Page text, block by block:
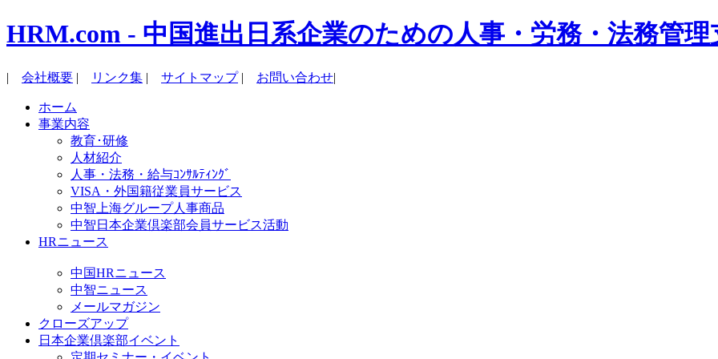
HRM.com - 中国進出日系企業のための人事・労務・法務管理
| 会社概要 | リンク集 | サイトマップ| お問い合わせ|
ホーム
事業内容
教育･研修
人材紹介
人事・法務・給与ｺﾝｻﾙﾃｨﾝｸﾞ
VISA・外国籍従業員サービス
中智上海グループ人事商品
中智日本企業倶楽部会員サービス活動
HRニュース
中国HRニュース
中智ニュース
メールマガジン
クローズアップ
日本企業倶楽部イベント